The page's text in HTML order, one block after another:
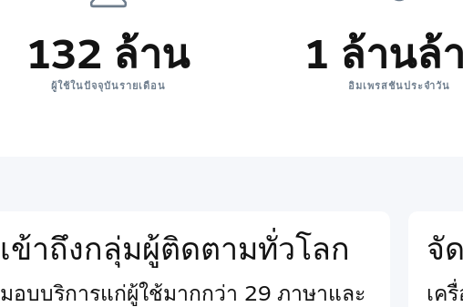
132 ล้าน
ผู้ใช้ในปัจจุบันรายเดือน
1 ล้านล้
อิมเพรสชันประจำวัน
เข้าถึงกลุ่มผู้ติดตามทั่วโลก
มอบบริการแก่ผู้ใช้มากกว่า 29 ภาษาและ
จั
เค